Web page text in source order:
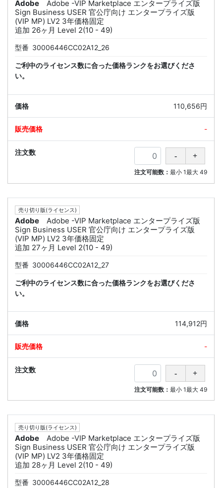
Adobe
Adobe -VIP Marketplace エンタープライズ版
Sign Business USER 官公庁向け エンタープライズ版
(VIP MP) LV2 3年価格固定
追加 26ヶ月 Level 2(10 - 49)
型番 30006446CC02A12_26
ご利中のライセンス数に合った価格ランクをお選びくださ
い。
110,656円
-
注文可能数： 最小 1最大 49
売り切り版(ライセンス)
Adobe
Adobe -VIP Marketplace エンタープライズ版
Sign Business USER 官公庁向け エンタープライズ版
(VIP MP) LV2 3年価格固定
追加 27ヶ月 Level 2(10 - 49)
型番 30006446CC02A12_27
ご利中のライセンス数に合った価格ランクをお選びくださ
い。
114,912円
-
注文可能数： 最小 1最大 49
売り切り版(ライセンス)
Adobe
Adobe -VIP Marketplace エンタープライズ版
Sign Business USER 官公庁向け エンタープライズ版
(VIP MP) LV2 3年価格固定
追加 28ヶ月 Level 2(10 - 49)
型番 30006446CC02A12_28